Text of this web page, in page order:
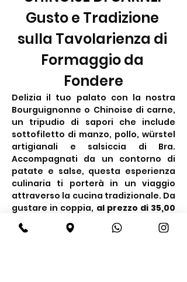
Gusto e Tradizione
sulla Tavolarienza di
Formaggio da
Fondere
Delizia il tuo palato con la nostra
Bourguignonne o Chinoise di carne,
un tripudio di sapori che include
sottofiletto di manzo, pollo, würstel
artigianali e salsiccia di Bra.
Accompagnati da un contorno di
patate e salse, questa esperienza
culinaria ti porterà in un viaggio
attraverso la cucina tradizionale. Da
gustare in coppia, al prezzo di 35,00
€ a persona.